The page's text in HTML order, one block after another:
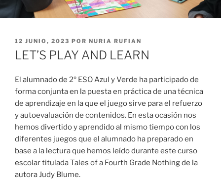
PUBLICADO
EL
12 JUNIO, 2023 POR NURIA RUFIAN
LET’S PLAY AND LEARN
El alumnado de 2º ESO Azul y Verde ha participado de
forma conjunta en la puesta en práctica de una técnica
de aprendizaje en la que el juego sirve para el refuerzo
y autoevaluación de contenidos. En esta ocasión nos
hemos divertido y aprendido al mismo tiempo con los
diferentes juegos que el alumnado ha preparado en
base a la lectura que hemos leído durante este curso
escolar titulada Tales of a Fourth Grade Nothing de la
autora Judy Blume.